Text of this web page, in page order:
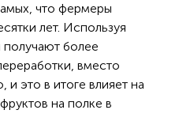
что фермеры
лет. Используя
получают более
вместо
и это в итоге влияет на
на полке в